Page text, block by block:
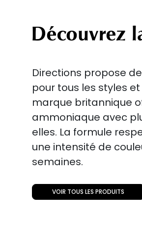
Découvrez
Directions propose
pour tous les styles et
marque britannique
ammoniaque avec
elles. La formule
une intensité de
semaines.
VOIR TOUS LES PRODUITS